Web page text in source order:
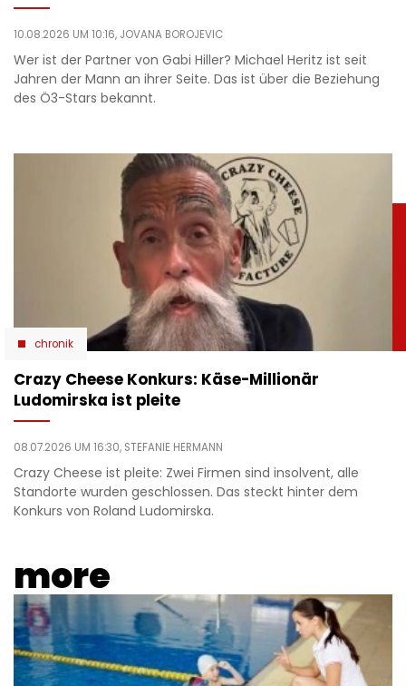
10.08.2026 UM 10:16, JOVANA BOROJEVIC
Wer ist der Partner von Gabi Hiller? Michael Heritz ist seit
Jahren der Mann an ihrer Seite. Das ist über die Beziehung
des Ö3-Stars bekannt.
chronik
Crazy Cheese Konkurs: Käse-Millionär
Ludomirska ist pleite
08.07.2026 UM 16:30, STEFANIE HERMANN
Crazy Cheese ist pleite: Zwei Firmen sind insolvent, alle
Standorte wurden geschlossen. Das steckt hinter dem
Konkurs von Roland Ludomirska.
more